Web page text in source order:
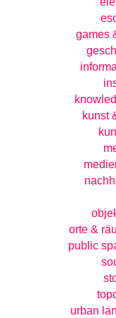
games
kunst
orte &
public
urban